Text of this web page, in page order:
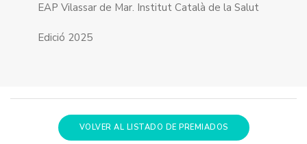
EAP Vilassar de Mar. Institut Català de la Salut
Edició 2025
VOLVER AL LISTADO DE PREMIADOS